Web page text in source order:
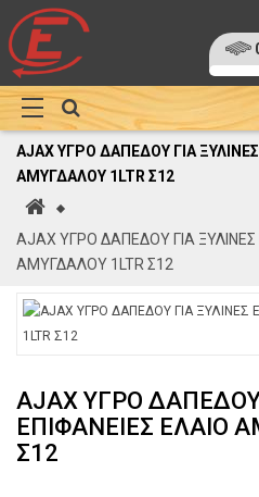
(0%)
Show
Megamenu
AJAX ΥΓΡΟ ΔΑΠΕΔΟΥ ΓΙΑ
ΑΜΥΓΔΑΛΟΥ 1LTR Σ12
Αρχική
AJAX ΥΓΡΟ ΔΑΠΕΔΟΥ ΓΙΑ ΞΥΛΙΝΕΣ
ΑΜΥΓΔΑΛΟΥ 1LTR Σ12
AJAX ΥΓΡΟ ΔΑΠΕΔΟΥ
ΕΠΙΦΑΝΕΙΕΣ ΕΛΑΙΟ
Σ12